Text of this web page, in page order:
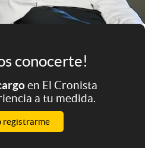
conocerte!
en El Cronista
a tu medida.
registrarme